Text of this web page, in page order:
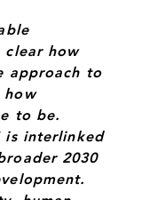
clear how
approach to
how
to be.
is interlinked
2030